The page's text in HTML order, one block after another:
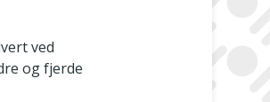
ved
og fjerde